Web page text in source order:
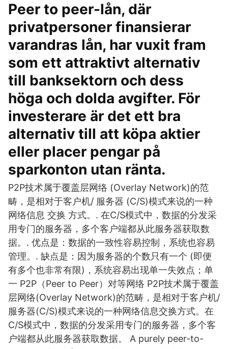
Peer to peer-lån, där
privatpersoner finansierar
varandras lån, har vuxit fram
som ett attraktivt alternativ
till banksektorn och dess
höga och dolda avgifter. För
investerare är det ett bra
alternativ till att köpa aktier
eller placer pengar på
sparkonton utan ränta.
P2P技术属于覆盖层网络 (Overlay Network)的范
畴，是相对于客户机/ 服务器 (C/S)模式来说的一种
网络信息 交换 方式。. 在C/S模式中，数据的分发采
用专门的服务器，多个客户端都从此服务器获取数
据。. 优点是：数据的一致性容易控制，系统也容易
管理。. 缺点是：因为服务器的个数只有一个 (即便
有多个也非常有限)，系统容易出现单一失效点；单
一 P2P（Peer to Peer）对等网络 P2P技术属于覆盖
层网络(Overlay Network)的范畴，是相对于客户机/
服务器(C/S)模式来说的一种网络信息交换方式。在
C/S模式中，数据的分发采用专门的服务器，多个客
户端都从此服务器获取数据。 A purely peer-to-